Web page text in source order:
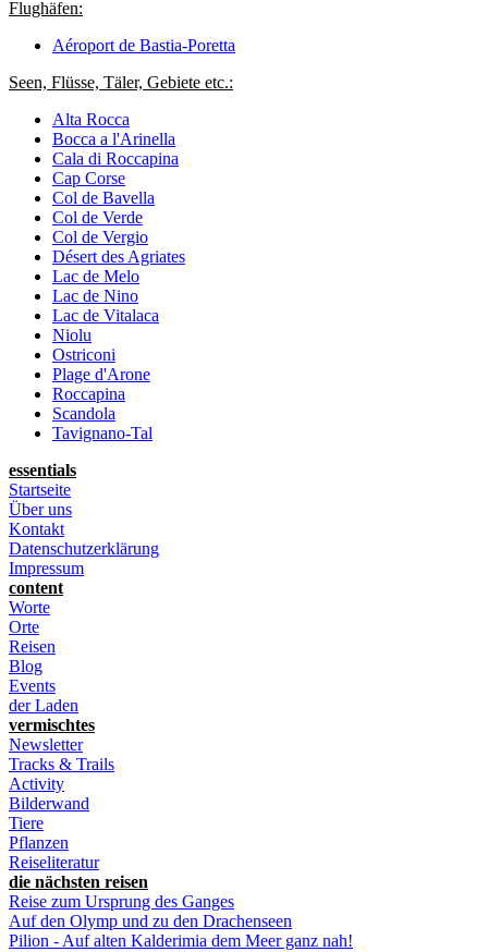
Flughäfen:
Aéroport de Bastia-Poretta
Seen, Flüsse, Täler, Gebiete etc.:
Alta Rocca
Bocca a l'Arinella
Cala di Roccapina
Cap Corse
Col de Bavella
Col de Verde
Col de Vergio
Désert des Agriates
Lac de Melo
Lac de Nino
Lac de Vitalaca
Niolu
Ostriconi
Plage d'Arone
Roccapina
Scandola
Tavignano-Tal
essentials
Startseite
Über uns
Kontakt
Datenschutzerklärung
Impressum
content
Worte
Orte
Reisen
Blog
Events
der Laden
vermischtes
Newsletter
Tracks & Trails
Activity
Bilderwand
Tiere
Pflanzen
Reiseliteratur
die nächsten reisen
Reise zum Ursprung des Ganges
Auf den Olymp und zu den Drachenseen
Pilion - Auf alten Kalderimia dem Meer ganz nah!